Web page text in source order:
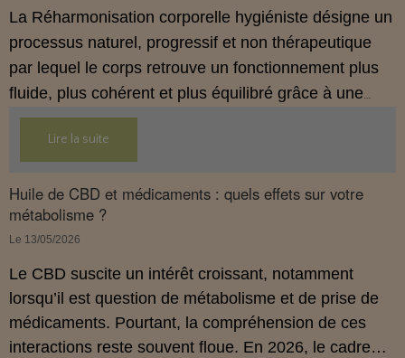
La Réharmonisation corporelle hygiéniste désigne un
processus naturel, progressif et non thérapeutique
par lequel le corps retrouve un fonctionnement plus
fluide, plus cohérent et plus équilibré grâce à une
hygiène de vie adaptée.
Lire la suite
Huile de CBD et médicaments : quels effets sur votre
métabolisme ?
Le 13/05/2026
Le CBD suscite un intérêt croissant, notamment
lorsqu’il est question de métabolisme et de prise de
médicaments. Pourtant, la compréhension de ces
interactions reste souvent floue. En 2026, le cadre